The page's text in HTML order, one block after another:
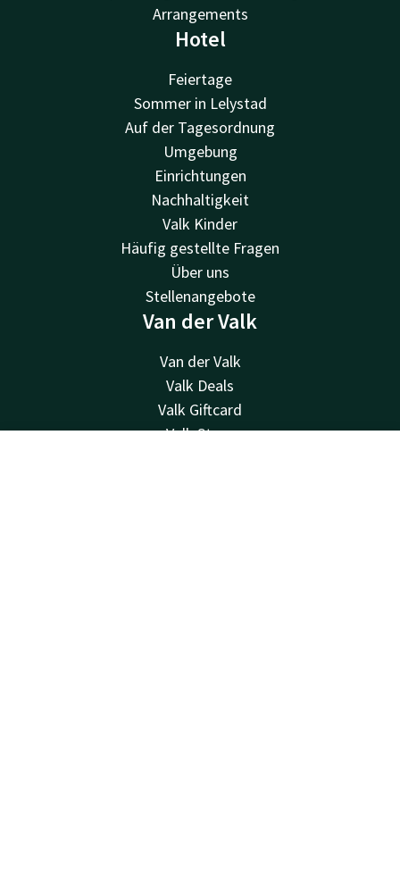
Arrangements
Hotel
Feiertage
Sommer in Lelystad
Auf der Tagesordnung
Umgebung
Einrichtungen
Nachhaltigkeit
Valk Kinder
Häufig gestellte Fragen
Über uns
Stellenangebote
Van der Valk
Van der Valk
Valk Deals
Valk Giftcard
Valk Store